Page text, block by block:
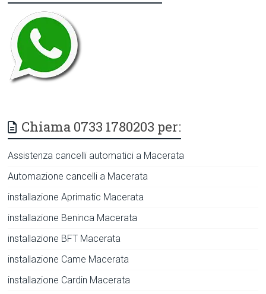
Chiama 0733 1780203 per:
Assistenza cancelli automatici a Macerata
Automazione cancelli a Macerata
installazione Aprimatic Macerata
installazione Beninca Macerata
installazione BFT Macerata
installazione Came Macerata
installazione Cardin Macerata